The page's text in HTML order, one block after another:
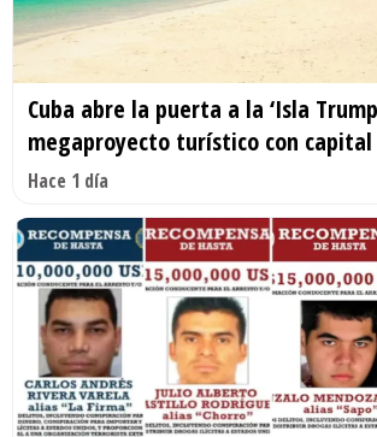
Cuba abre la puerta a la ‘Isla
megaproyecto turístico con capital
Hace 1 día